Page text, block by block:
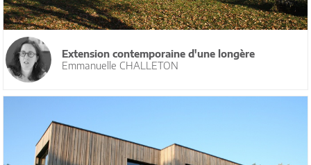
Extension contemporaine d'une longère
Emmanuelle CHALLETON